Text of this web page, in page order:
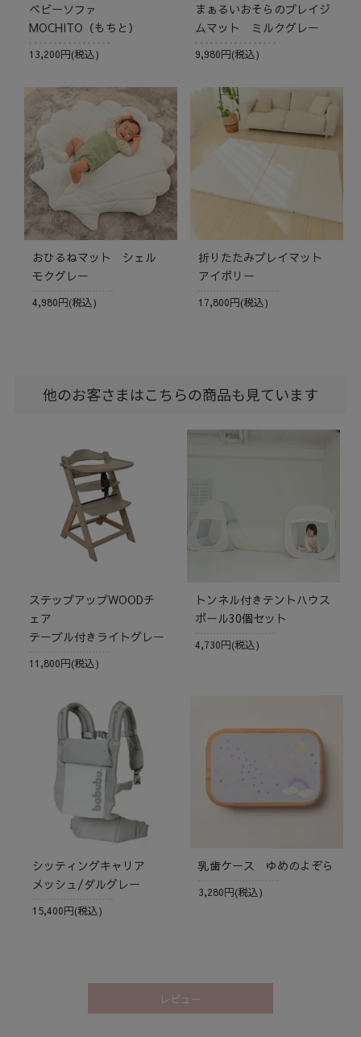
ベビーソファ
MOCHITO（もちと）
13,200円(税込)
まぁるいおそらのプレイジ
ムマット ミルクグレー
9,980円(税込)
おひるねマット シェル
モクグレー
4,980円(税込)
折りたたみプレイマット
アイボリー
17,800円(税込)
他のお客さまはこちらの商品も見ています
ステップアップWOODチ
ェア
テーブル付きライトグレー
11,800円(税込)
トンネル付きテントハウス
ボール30個セット
4,730円(税込)
シッティングキャリア
メッシュ/ダルグレー
15,400円(税込)
乳歯ケース ゆめのよぞら
3,280円(税込)
レビュー